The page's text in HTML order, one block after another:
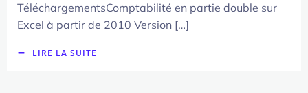
TéléchargementsComptabilité en partie double sur
Excel à partir de 2010 Version […]
LIRE LA SUITE